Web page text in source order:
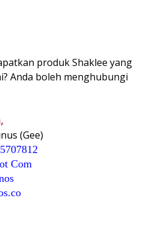
produk Shaklee yang
Anda boleh menghubungi
(Gee)
Com